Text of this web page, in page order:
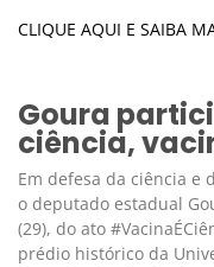
CLIQUE AQUI E SAIBA
Goura
ciência,
Em defesa da ciência e
o deputado estadual
(29), do ato
prédio histórico da